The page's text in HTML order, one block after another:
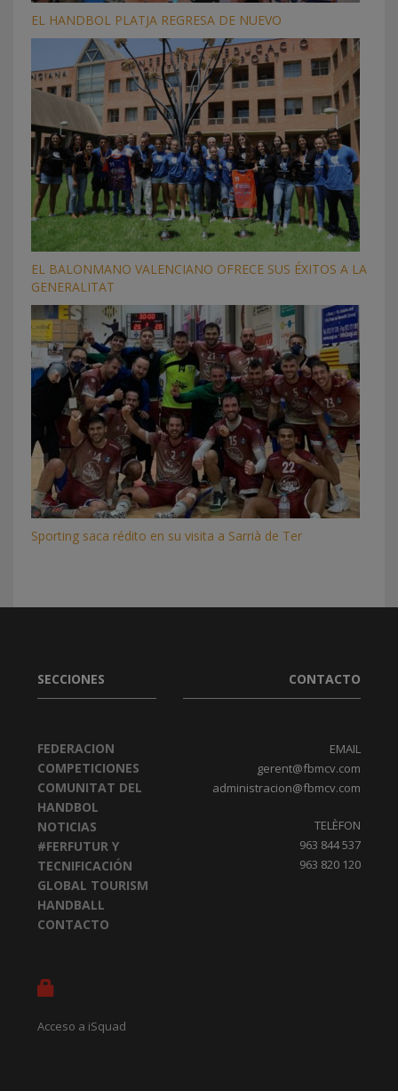
EL HANDBOL PLATJA REGRESA DE NUEVO
EL BALONMANO VALENCIANO OFRECE SUS ÉXITOS A LA
GENERALITAT
Sporting saca rédito en su visita a Sarrià de Ter
SECCIONES
FEDERACION
COMPETICIONES
COMUNITAT DEL
HANDBOL
NOTICIAS
#FERFUTUR Y
TECNIFICACIÓN
GLOBAL TOURISM
HANDBALL
CONTACTO
Acceso a iSquad
CONTACTO
EMAIL
gerent@fbmcv.com
administracion@fbmcv.com
TELÈFON
963 844 537
963 820 120